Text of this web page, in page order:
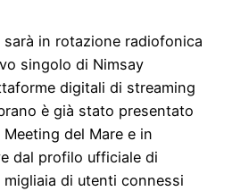
in rotazione radiofonica
singolo di Nimsay
digitali di streaming
è già stato presentato
del Mare e in
dal profilo ufficiale di
migliaia di utenti connessi